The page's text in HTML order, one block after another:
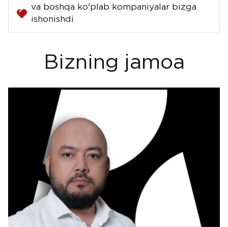
va boshqa ko'plab kompaniyalar bizga
ishonishdi
Bizning jamoa